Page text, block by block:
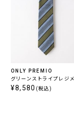
ONLY PREMIO
グリーンストライプレジメ
タルタイ
¥8,580 (税込)